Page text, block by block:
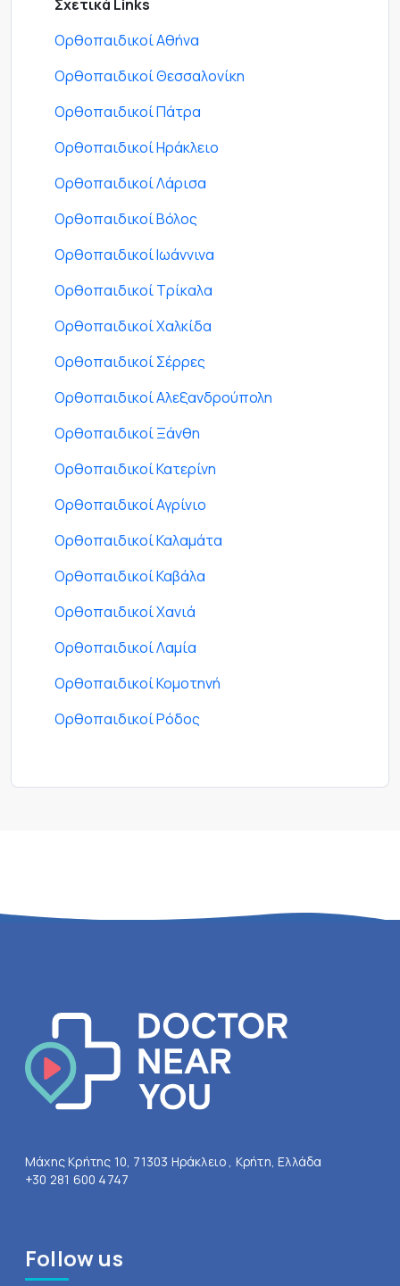
Σχετικά Links
Ορθοπαιδικοί Αθήνα
Ορθοπαιδικοί Θεσσαλονίκη
Ορθοπαιδικοί Πάτρα
Ορθοπαιδικοί Ηράκλειο
Ορθοπαιδικοί Λάρισα
Ορθοπαιδικοί Βόλος
Ορθοπαιδικοί Ιωάννινα
Ορθοπαιδικοί Τρίκαλα
Ορθοπαιδικοί Χαλκίδα
Ορθοπαιδικοί Σέρρες
Ορθοπαιδικοί Αλεξανδρούπολη
Ορθοπαιδικοί Ξάνθη
Ορθοπαιδικοί Κατερίνη
Ορθοπαιδικοί Αγρίνιο
Ορθοπαιδικοί Καλαμάτα
Ορθοπαιδικοί Καβάλα
Ορθοπαιδικοί Χανιά
Ορθοπαιδικοί Λαμία
Ορθοπαιδικοί Κομοτηνή
Ορθοπαιδικοί Ρόδος
Μάχης Κρήτης 10, 71303 Ηράκλειο , Κρήτη, Ελλάδα
+30 281 600 4747
Follow us